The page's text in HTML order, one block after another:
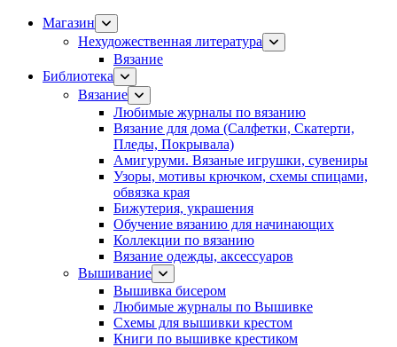
Магазин
Нехудожественная литература
Вязание
Библиотека
Вязание
Любимые журналы по вязанию
Вязание для дома (Салфетки, Скатерти,
Пледы, Покрывала)
Амигуруми. Вязаные игрушки, сувениры
Узоры, мотивы крючком, схемы спицами,
обвязка края
Бижутерия, украшения
Обучение вязанию для начинающих
Коллекции по вязанию
Вязание одежды, аксессуаров
Вышивание
Вышивка бисером
Любимые журналы по Вышивке
Схемы для вышивки крестом
Книги по вышивке крестиком